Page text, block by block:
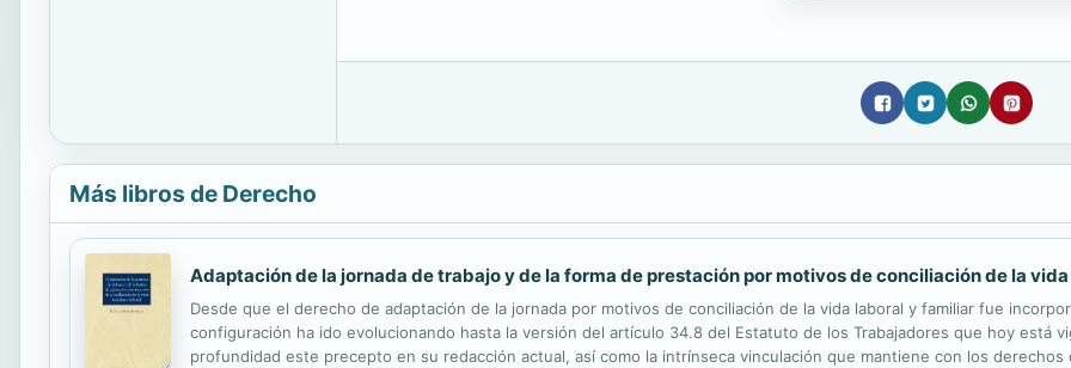
Más libros de Derecho
Adaptación de la jornada de trabajo y de la forma de prestación por motivos de conciliación de la
Desde que el derecho de adaptación de la jornada por motivos de conciliación de la vida laboral y familiar fue
configuración ha ido evolucionando hasta la versión del artículo 34.8 del Estatuto de los Trabajadores que hoy está
profundidad este precepto en su redacción actual, así como la intrínseca vinculación que mantiene con los derechos